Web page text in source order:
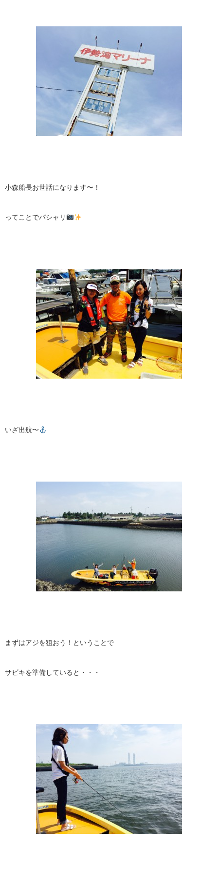
小森船長お世話になります〜！
ってことでパシャリ
いざ出航〜
まずはアジを狙おう！ということで
サビキを準備していると・・・